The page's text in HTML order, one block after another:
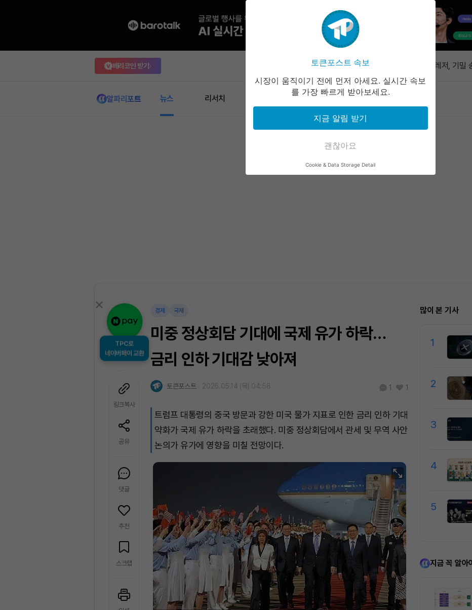
베리코인 받기
XRP 레저, 프라
XRP 레저, 기
배포했다
오데일리 오전 주
비트디어, 이번
XRP 레저, 기밀
알파리포트 뉴스 리서치 라운지 커뮤니티
TPC로
네이버페이 교환
링크복사
공유
댓글
추천
스크랩
경제 국제
미중 정상회담 기대에 국제 유가 하락…
금리 인하 기대감 낮아져
토큰포스트 2026.05.14 (목) 04:58 1 1
트럼프 대통령의 중국 방문과 강한 미국 물가 지표로 인한 금리 인하 기대
약화가 국제 유가 하락을 초래했다. 미중 정상회담에서 관세 및 무역 사안
논의가 유가에 영향을 미칠 전망이다.
많이 본 기사
1
2
3
4
5
지금 꼭 알아
토큰포스트 속보
시장이 움직이기 전에 먼저 아세요. 실시간 속보
를 가장 빠르게 받아보세요.
지금 알림 받기
괜찮아요
Cookie & Data Storage Detail